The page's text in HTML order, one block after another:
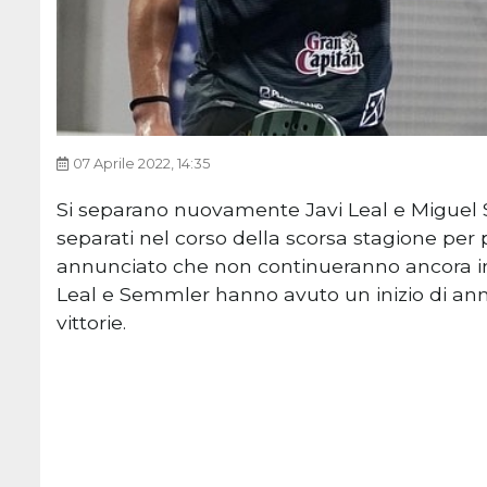
07 Aprile 2022, 14:35
Si separano nuovamente Javi Leal e
separati nel corso della scorsa stagione
annunciato che non continueranno ancora
Leal e Semmler hanno avuto un inizio di
vittorie.